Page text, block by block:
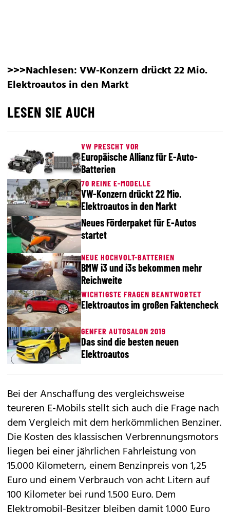
>>>Nachlesen:VW-Konzern drückt 22 Mio.
Elektroautos in den Markt
LESEN SIE AUCH
VW PRESCHT VOR
Europäische Allianz für E-Auto-
Batterien
70 REINE E-MODELLE
VW-Konzern drückt 22 Mio.
Elektroautos in den Markt
Neues Förderpaket für E-Autos
startet
NEUE HOCHVOLT-BATTERIEN
BMW i3 und i3s bekommen mehr
Reichweite
WICHTIGSTE FRAGEN BEANTWORTET
Elektroautos im großen Faktencheck
GENFER AUTOSALON 2019
Das sind die besten neuen
Elektroautos
Bei der Anschaffung des vergleichsweise
teureren E-Mobils stellt sich auch die Frage nach
dem Vergleich mit dem herkömmlichen Benziner.
Die Kosten des klassischen Verbrennungsmotors
liegen bei einer jährlichen Fahrleistung von
15.000 Kilometern, einem Benzinpreis von 1,25
Euro und einem Verbrauch von acht Litern auf
100 Kilometer bei rund 1.500 Euro. Dem
Elektromobil-Besitzer bleiben damit 1.000 Euro